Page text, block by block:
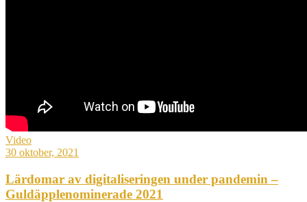
Video
30 oktober, 2021
Lärdomar av digitaliseringen under pandemin –
Guldäpplenominerade 2021